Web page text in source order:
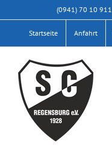
Inhalt
springen
(0941) 70 10 911
Startseite Anfahrt